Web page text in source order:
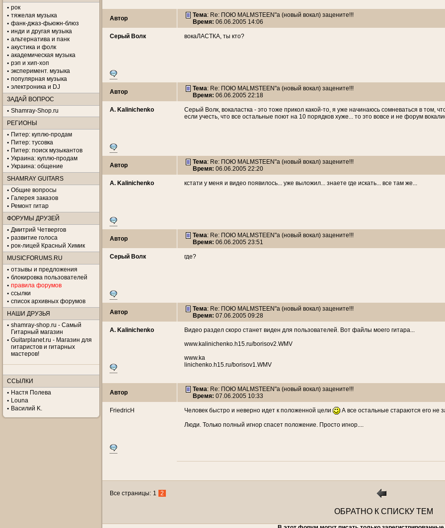
рок
тяжелая музыка
фанк-джаз-фьюжн-блюз
инди и другая музыка
альтернатива и панк
акустика и фолк
академическая музыка
рэп и хип-хоп
эксперимент. музыка
популярная музыка
электроника и DJ
ЗАДАЙ ВОПРОС
Shamray-Shop.ru
РЕГИОНЫ
Питер: куплю-продам
Питер: тусовка
Питер: поиск музыкантов
Украина: куплю-продам
Украина: общение
SHAMRAY GUITARS
Общие вопросы
Галерея заказов
Ремонт гитар
ФОРУМЫ ДРУЗЕЙ
Дмитрий Четвергов
развитие голоса
рок-лицей Красный Химик
MUSICFORUMS.RU
отзывы и предложения
блокировка пользователей
правила форумов
ссылки
список архивных форумов
НАШИ ДРУЗЬЯ
shamray-shop.ru - Самый
Гитарный магазин
Guitarplanet.ru - Магазин для
гитаристов и гитарных
мастеров!
ССЫЛКИ
Настя Полева
Louna
Василий K.
Автор Тема: Re: ПОЮ MALMSTEEN"а (новый вокал) зацените!!!
Время: 06.06.2005 14:06
Серый Волк вокаЛАСТКА, ты кто?
Автор Тема: Re: ПОЮ MALMSTEEN"а (новый вокал) зацените!!!
Время: 06.06.2005 22:18
A. Kalinichenko
Серый Волк, вокаластка - это тоже прикол какой-то, я уже начинаюсь сомневаться в том,
если учесть, что все остальные поют на 10 порядков хуже... то это вовсе и не форум
Автор Тема: Re: ПОЮ MALMSTEEN"а (новый вокал) зацените!!!
Время: 06.06.2005 22:20
A. Kalinichenko кстати у меня и видео появилось... уже выложил... знаете где искать... все там же...
Автор Тема: Re: ПОЮ MALMSTEEN"а (новый вокал) зацените!!!
Время: 06.06.2005 23:51
Серый Волк где?
Автор Тема: Re: ПОЮ MALMSTEEN"а (новый вокал) зацените!!!
Время: 07.06.2005 09:28
A. Kalinichenko
Видео раздел скоро станет виден для пользователей. Вот файлы моего гитара...
www.kalinichenko.h15.ru/borisov2.WMV
www.ka
linichenko.h15.ru/borisov1.WMV
Автор Тема: Re: ПОЮ MALMSTEEN"а (новый вокал) зацените!!!
Время: 07.06.2005 10:33
FriedricH Человек быстро и неверно идет к положенной цели А все остальные стараются его не
Люди. Только полный игнор спасет положение. Просто игнор....
Все страницы: 1 2
ОБРАТНО К СПИСКУ ТЕМ